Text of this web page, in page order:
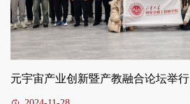
元宇宙产业创新暨产教融合论坛举行